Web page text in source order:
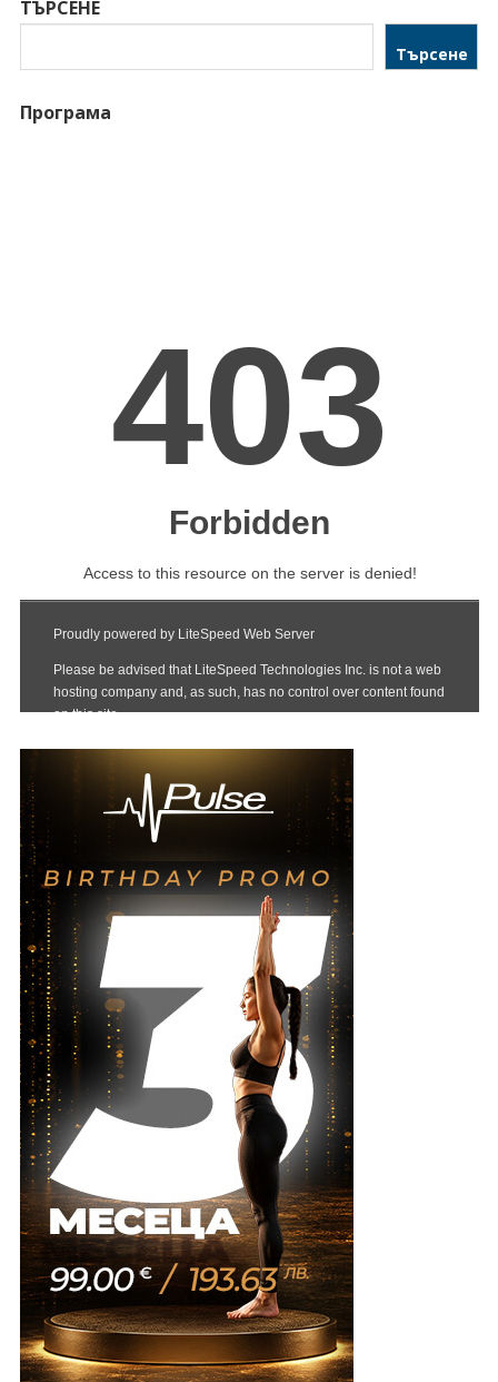
ТЪРСЕНЕ
Търсене
Програма